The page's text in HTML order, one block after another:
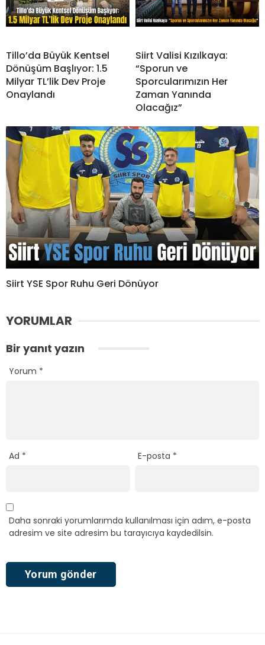
Tillo’da Büyük Kentsel
Dönüşüm Başlıyor: 1.5
Milyar TL’lik Dev Proje
Onaylandı
Siirt Valisi Kızılkaya:
“Sporun ve
Sporcularımızın Her
Zaman Yanında
Olacağız”
Siirt YSE Spor Ruhu Geri Dönüyor
YORUMLAR
Bir yanıt yazın
Yorum *
Ad * E-posta *
Daha sonraki yorumlarımda kullanılması için adım, e-posta
adresim ve site adresim bu tarayıcıya kaydedilsin.